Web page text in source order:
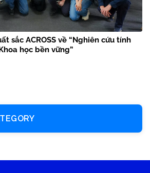
sắc ACROSS về “Nghiên cứu tính
học bền vững”